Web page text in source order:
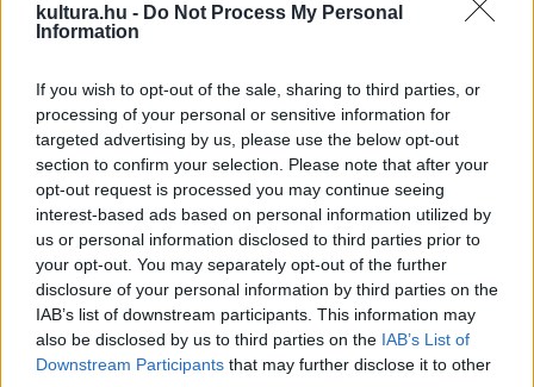
kultura.hu - Do Not Process My Personal
Information
If you wish to opt-out of the sale, sharing to third parties, or
processing of your personal or sensitive information for
targeted advertising by us, please use the below opt-out
section to confirm your selection. Please note that after your
opt-out request is processed you may continue seeing
interest-based ads based on personal information utilized by
us or personal information disclosed to third parties prior to
your opt-out. You may separately opt-out of the further
disclosure of your personal information by third parties on the
IAB’s list of downstream participants. This information may
also be disclosed by us to third parties on the IAB’s List of
Downstream Participants that may further disclose it to other
budapesti világzenei expón, a Womexen is, Erdélyben tanult
Másnap, október 6-án a világhírű Muzsikás egy olyan
zenekart lát vendégül, amely a nyolcvanas években éppen
az ő hatásukra kezdett népzenével foglalkozni – a lengyel
Muzykancinak még a nevét is a Muzsikás inspirálta. Aznap
zenél Gili Yalo, az elmúlt évek egyik legizgalmasabb új
előadója is, aki a hetvenes évek etióp funkját 21. századivá
varázsolta, de színpadra lép a tavalyi év legjobb világzenei